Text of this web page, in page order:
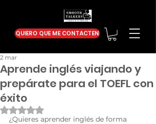
QUIERO QUE ME CONTACTEN
Aprende inglés viajando y
prepárate para el TOEFL con
éxito
2 mar
Obtuvo NaN de 5 estrellas.
¿Quieres aprender inglés de forma